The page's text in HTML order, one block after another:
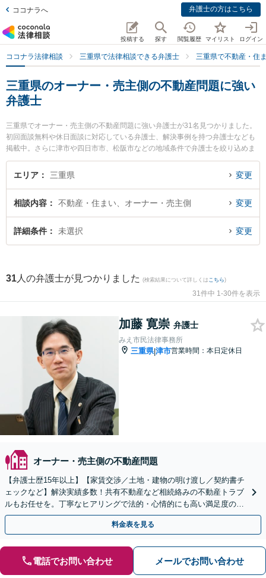
ココナラへ 弁護士の方はこちら
投稿する 探す 閲覧履歴 マイリスト ログイン
ココナラ法律相談 三重県で法律相談できる弁護士 三重県で不動産・住
三重県のオーナー・売主側の不動産問題に強い
弁護士
三重県でオーナー・売主側の不動産問題に強い弁護士が31名見つかりました。
初回面談無料や休日面談に対応している弁護士、解決事例を持つ弁護士なども
掲載中。さらに津市や四日市市、松阪市などの地域条件で弁護士を絞り込めま
す。不動産・住まいに関係する立ち退き交渉や家賃交渉、不動産契約解除等の
細かな分野での絞り込み検索もでき便利です。特にみえ市民法律事務所の加藤
ます。『三重県で土日や夜間に発生したオーナー・売主側の不動産問題のトラ
ブルを今すぐに弁護士に相談したい』『オーナー・売主側の不動産問題のトラ
ブル解決の実績豊富な近くの弁護士を検索したい』『初回相談無料でオーナ
エリア 三重県 変更
相談内容 不動産・住まい、オーナー・売主側 変更
詳細条件 未選択 変更
31 人の弁護士が見つかりました (検索結果について詳しくは こちら)
31件中 1-30件を表示
加藤 寛崇 弁護士
みえ市民法律事務所
三重県|津市営業時間：本日定休日
オーナー・売主側の不動産問題
【弁護士歴15年以上】【家賃交渉／土地・建物の明け渡し／契約書チ
ェックなど】解決実績多数！共有不動産など相続絡みの不動産トラブ
ルもお任せを。丁寧なヒアリングで法的・心情的にも高い満足度の解
決をめざします【オンライン面談OK】
料金表を見る
電話でお問い合わせ メールでお問い合わせ